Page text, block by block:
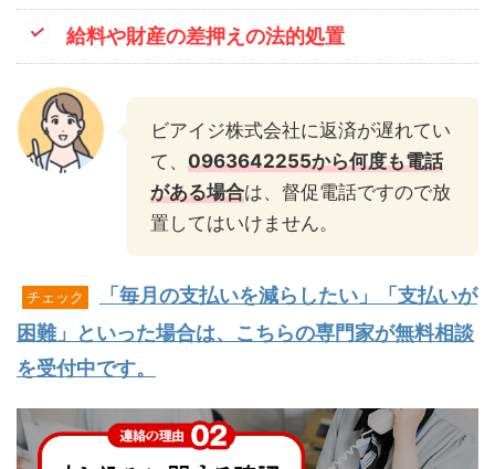
給料や財産の差押えの法的処置
ビアイジ株式会社に返済が遅れてい
て、 0963642255から何度も電話
がある場合は、督促電話ですので放
置してはいけません。
チェック
「毎月の支払いを減らしたい」「支払いが
困難」といった場合は、こちらの専門家が無料相談
を受付中です。